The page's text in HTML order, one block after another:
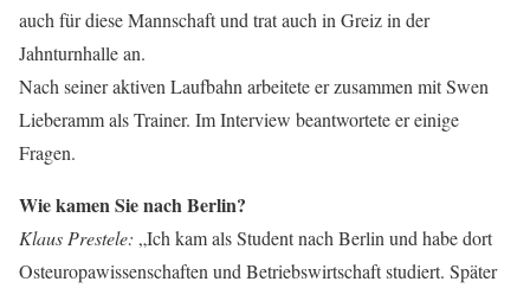
auch für diese Mannschaft und trat auch in Greiz in der
Jahnturnhalle an.
Nach seiner aktiven Laufbahn arbeitete er zusammen mit Swen
Lieberamm als Trainer. Im Interview beantwortete er einige
Fragen.
Wie kamen Sie nach Berlin?
Klaus Prestele: „Ich kam als Student nach Berlin und habe dort
Osteuropawissenschaften und Betriebswirtschaft studiert. Später